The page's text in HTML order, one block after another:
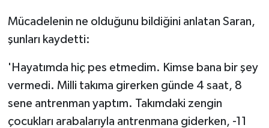
Mücadelenin ne olduğunu bildiğini anlatan Saran,
şunları kaydetti:
'Hayatımda hiç pes etmedim. Kimse bana bir şey
vermedi. Milli takıma girerken günde 4 saat, 8
sene antrenman yaptım. Takımdaki zengin
çocukları arabalarıyla antrenmana giderken, -11